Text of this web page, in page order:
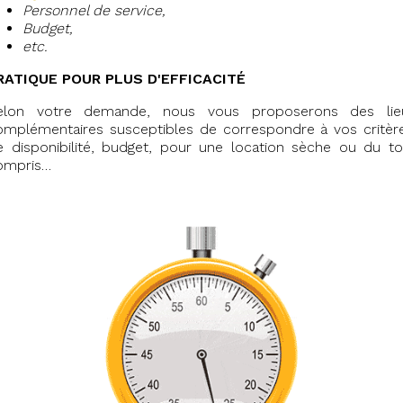
Personnel de service,
Budget,
etc.
POUR PLUS D'EFFICACITÉ
votre demande, nous vous proposerons des
susceptibles de correspondre à vos
disponibilité, budget, pour une location sèche ou du